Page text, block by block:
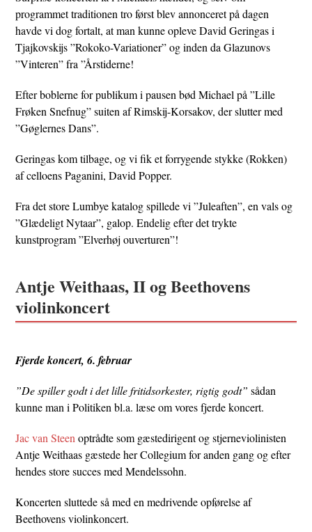
programmet traditionen tro først blev annonceret på dagen
havde vi dog fortalt, at man kunne opleve David Geringas i
Tjajkovskijs ”Rokoko-Variationer” og inden da Glazunovs
”Vinteren” fra ”Årstiderne!
Efter boblerne for publikum i pausen bød Michael på ”Lille
Frøken Snefnug” suiten af Rimskij-Korsakov, der slutter med
”Gøglernes Dans”.
Geringas kom tilbage, og vi fik et forrygende stykke (Rokken)
af celloens Paganini, David Popper.
Fra det store Lumbye katalog spillede vi ”Juleaften”, en vals og
”Glædeligt Nytaar”, galop. Endelig efter det trykte
kunstprogram ”Elverhøj ouverturen”!
Antje Weithaas, II og Beethovens
violinkoncert
Fjerde koncert, 6. februar
”De spiller godt i det lille fritidsorkester, rigtig godt” sådan
kunne man i Politiken bl.a. læse om vores fjerde koncert.
Jac van Steen optrådte som gæstedirigent og stjerneviolinisten
Antje Weithaas gæstede her Collegium for anden gang og efter
hendes store succes med Mendelssohn.
Koncerten sluttede så med en medrivende opførelse af
Beethovens violinkoncert.